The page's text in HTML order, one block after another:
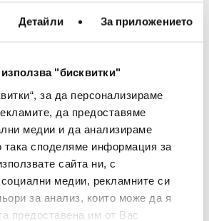
Детайли За приложението
"бисквитки"
за да персонализираме
да предоставяме
медии и да анализираме
споделяме информация за
сайта ни, с
социални медии, рекламните си
за анализ, които може да я
предоставена им от Вас
SAUCONY
Обувки PEREGRINE 16
Текуща цена:
160,00 €/312,93 лв.